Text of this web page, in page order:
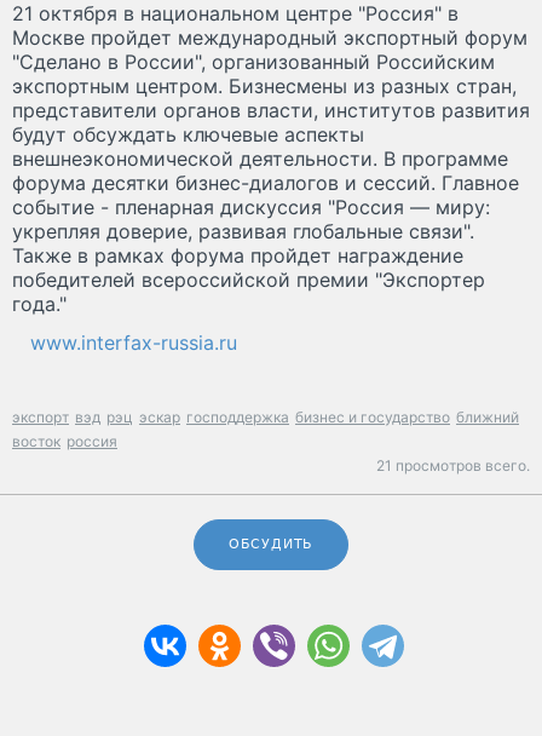
21 октября в национальном центре "Россия" в
Москве пройдет международный экспортный форум
"Сделано в России", организованный Российским
экспортным центром. Бизнесмены из разных стран,
представители органов власти, институтов развития
будут обсуждать ключевые аспекты
внешнеэкономической деятельности. В программе
форума десятки бизнес-диалогов и сессий. Главное
событие - пленарная дискуссия "Россия — миру:
укрепляя доверие, развивая глобальные связи".
Также в рамках форума пройдет награждение
победителей всероссийской премии "Экспортер
года."
www.interfax-russia.ru
экспорт вэд рэц эскар господдержка бизнес и государство ближний
восток россия
21 просмотров всего.
ОБСУДИТЬ